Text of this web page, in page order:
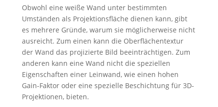
Obwohl eine weiße Wand unter bestimmten
Umständen als Projektionsfläche dienen kann, gibt
es mehrere Gründe, warum sie möglicherweise nicht
ausreicht. Zum einen kann die Oberflächentextur
der Wand das projizierte Bild beeinträchtigen. Zum
anderen kann eine Wand nicht die speziellen
Eigenschaften einer Leinwand, wie einen hohen
Gain-Faktor oder eine spezielle Beschichtung für 3D-
Projektionen, bieten.